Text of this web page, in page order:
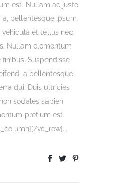
est. Nullam ac justo
pellentesque ipsum.
et tellus nec,
Nullam elementum
Suspendisse
a pellentesque
dui. Duis ultricies
sodales sapien
pretium est.
vc_row]...